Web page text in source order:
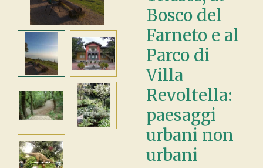
Bosco del
Farneto e al
Parco di
Villa
Revoltella:
paesaggi
urbani non
urbani